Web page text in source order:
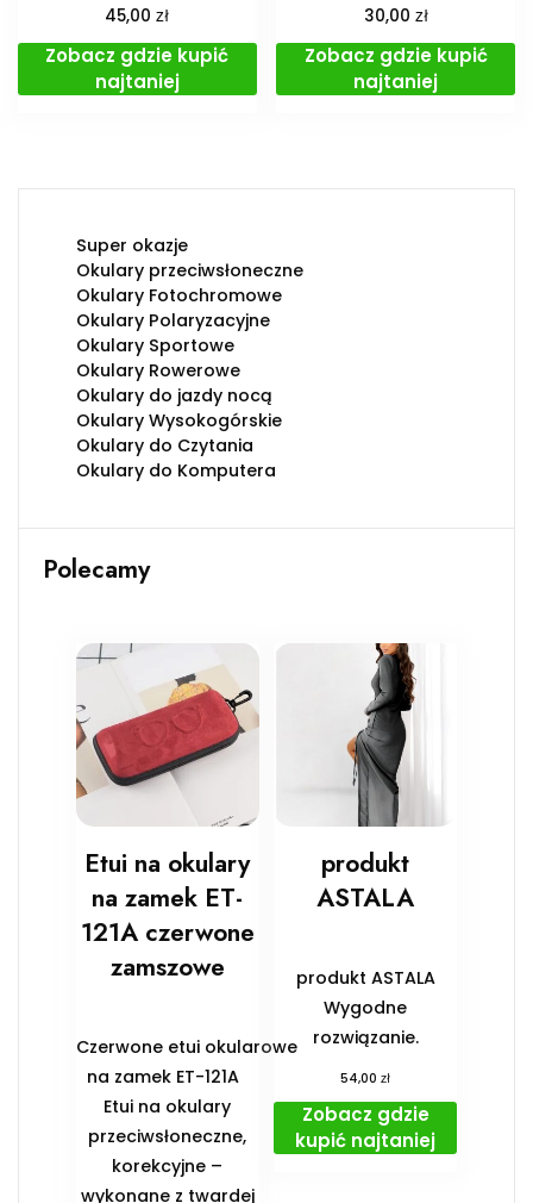
45,00zł
Zobacz gdzie kupić
najtaniej
30,00 zł
Zobacz gdzie kupić
najtaniej
Super okazje
Okulary przeciwsłoneczne
Okulary Fotochromowe
Okulary Polaryzacyjne
Okulary Sportowe
Okulary Rowerowe
Okulary do jazdy nocą
Okulary Wysokogórskie
Okulary do Czytania
Okulary do Komputera
Polecamy
Etui na okulary
na zamek ET-
121A czerwone
zamszowe
Czerwone etui okularowe
na zamek ET-121A
Etui na okulary
przeciwsłoneczne,
korekcyjne –
wykonane z twardej
produkt
ASTALA
produkt ASTALA
Wygodne
rozwiązanie.
54,00zł
Zobacz gdzie
kupić najtaniej